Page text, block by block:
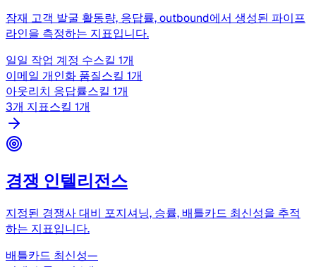
잠재 고객 발굴 활동량, 응답률, outbound에서 생성된 파이프
라인을 측정하는 지표입니다.
일일 작업 계정 수스킬 1개
이메일 개인화 품질스킬 1개
아웃리치 응답률스킬 1개
3개 지표스킬 1개
경쟁 인텔리전스
지정된 경쟁사 대비 포지셔닝, 승률, 배틀카드 최신성을 추적
하는 지표입니다.
배틀카드 최신성—